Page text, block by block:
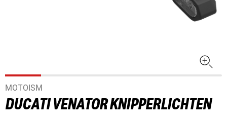
MOTOISM
DUCATI VENATOR KNIPPERLICHTEN